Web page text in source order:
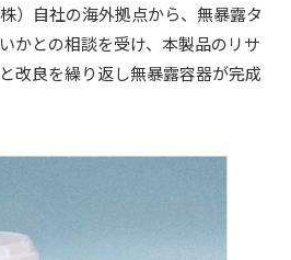
）自社の海外拠点から、無暴露タ
かとの相談を受け、本製品のリサ
改良を繰り返し無暴露容器が完成